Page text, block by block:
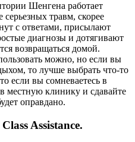
Шенгена работает
травм, скорее
с ответами, присылают
диагнозы и дотягивают
возвращаться домой.
можно, но если вы
то лучше выбрать что-то
если вы сомневаетесь в
местную клинику и сдавайте
оправдано.
Assistance.